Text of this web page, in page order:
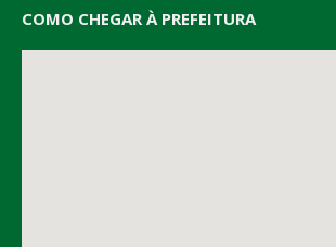
COMO CHEGAR À PREFEITURA